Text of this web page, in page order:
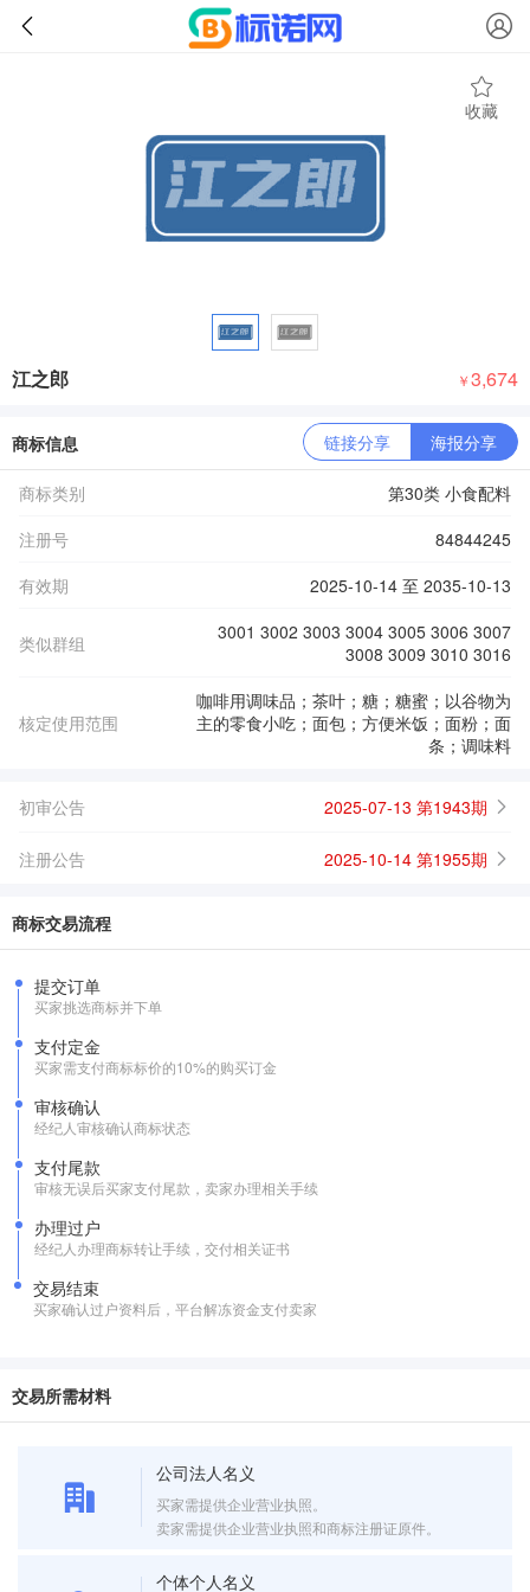
收藏
江之郎 ￥3,674
商标信息 链接分享 海报分享
商标类别
第30类 小食配料
注册号
84844245
有效期
2025-10-14 至 2035-10-13
类似群组
3001 3002 3003 3004 3005 3006 3007
3008 3009 3010 3016
核定使用范围
咖啡用调味品；茶叶；糖；糖蜜；以谷物为
主的零食小吃；面包；方便米饭；面粉；面
条；调味料
初审公告 2025-07-13 第1943期
注册公告 2025-10-14 第1955期
商标交易流程
提交订单
买家挑选商标并下单
支付定金
买家需支付商标标价的10%的购买订金
审核确认
经纪人审核确认商标状态
支付尾款
审核无误后买家支付尾款，卖家办理相关手续
办理过户
经纪人办理商标转让手续，交付相关证书
交易结束
买家确认过户资料后，平台解冻资金支付卖家
交易所需材料
公司法人名义
买家需提供企业营业执照。
卖家需提供企业营业执照和商标注册证原件。
个体个人名义